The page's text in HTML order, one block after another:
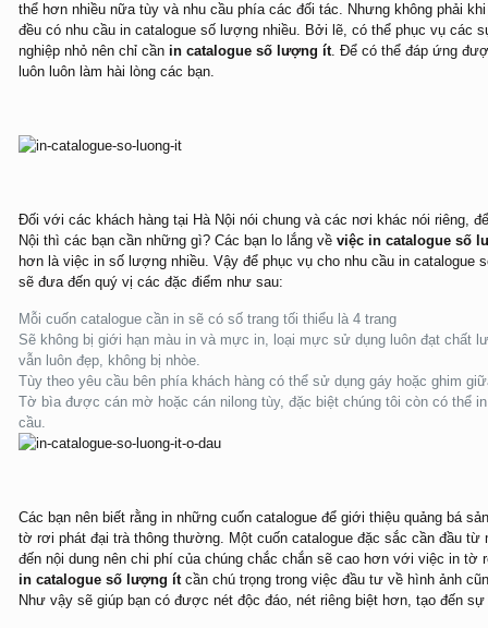
thể hơn nhiều nữa tùy và nhu cầu phía các đối tác. Nhưng không phải
đều có nhu cầu in catalogue số lượng nhiều. Bởi lẽ, có thể phục vụ các
nghiệp nhỏ nên chỉ cần in catalogue số lượng ít. Để có thể đáp ứng
luôn luôn làm hài lòng các bạn.
Đối với các khách hàng tại Hà Nội nói chung và các nơi khác nói riêng,
Nội thì các bạn cần những gì? Các bạn lo lắng về việc in catalogue số
hơn là việc in số lượng nhiều. Vậy để phục vụ cho nhu cầu in
sẽ đưa đến quý vị các đặc điểm như sau:
Mỗi cuốn catalogue cần in sẽ có số trang tối thiểu là 4 trang
Sẽ không bị giới hạn màu in và mực in, loại mực sử dụng luôn đạt chất
vẫn luôn đẹp, không bị nhòe.
Tùy theo yêu cầu bên phía khách hàng có thể sử dụng gáy hoặc ghim
Tờ bìa được cán mờ hoặc cán nilong tùy, đặc biệt chúng tôi còn có thể
cầu.
Các bạn nên biết rằng in những cuốn catalogue để giới thiệu quảng bá
tờ rơi phát đại trà thông thường. Một cuốn catalogue đặc sắc cần đầu
đến nội dung nên chi phí của chúng chắc chắn sẽ cao hơn với việc in
in catalogue số lượng ítcần chú trọng trong việc đầu tư về hình ảnh
Như vậy sẽ giúp bạn có được nét độc đáo, nét riêng biệt hơn, tạo đến